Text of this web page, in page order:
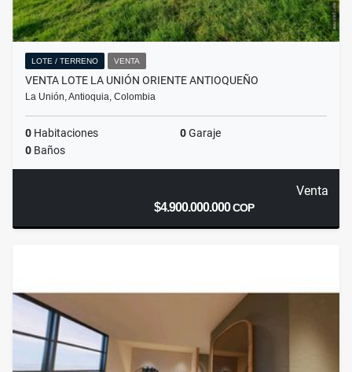
LOTE / TERRENO VENTA
VENTA LOTE LA UNIÓN ORIENTE ANTIOQUEÑO
La Unión, Antioquia, Colombia
0 Habitaciones 0Garaje
0 Baños
Venta
$4.900.000.000COP